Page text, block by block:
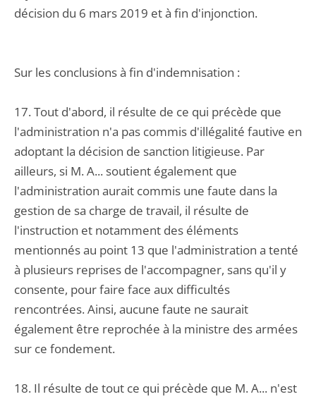
décision du 6 mars 2019 et à fin d'injonction.
Sur les conclusions à fin d'indemnisation :
17. Tout d'abord, il résulte de ce qui précède que
l'administration n'a pas commis d'illégalité fautive en
adoptant la décision de sanction litigieuse. Par
ailleurs, si M. A... soutient également que
l'administration aurait commis une faute dans la
gestion de sa charge de travail, il résulte de
l'instruction et notamment des éléments
mentionnés au point 13 que l'administration a tenté
à plusieurs reprises de l'accompagner, sans qu'il y
consente, pour faire face aux difficultés
rencontrées. Ainsi, aucune faute ne saurait
également être reprochée à la ministre des armées
sur ce fondement.
18. Il résulte de tout ce qui précède que M. A... n'est